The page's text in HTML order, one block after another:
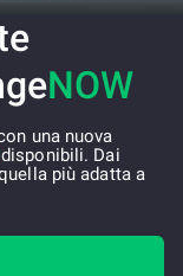
NOW
una nuova
Dai
più adatta a